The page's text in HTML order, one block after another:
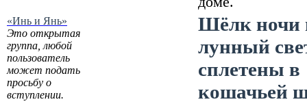
«Инь и Янь»
Это открытая
группа, любой
пользователь
может подать
просьбу о
вступлении.
Шёлк ночи
лунный
сплетены в
кошачьей